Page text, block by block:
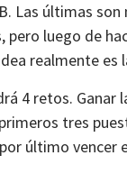
Las últimas son
pero luego de
realmente es
4 retos. Ganar
tres
último vencer